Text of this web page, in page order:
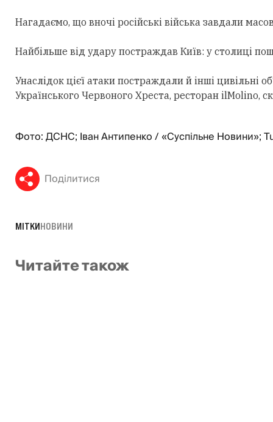
Нагадаємо, що вночі російські війська завдали
Найбільше від удару постраждав Київ: у столиці
Унаслідок цієї атаки постраждали й інші цивільні
Українського Червоного Хреста, ресторан ilMolino,
Фото: ДСНС; Іван Антипенко / «Суспільне Новини»;
Поділитися
МІТКИНОВИНИ
Читайте також